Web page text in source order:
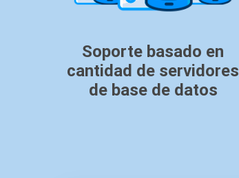
Soporte basado en
cantidad de servidores
de base de datos